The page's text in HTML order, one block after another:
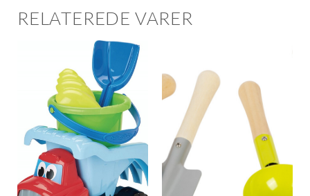
RELATEREDE VARER